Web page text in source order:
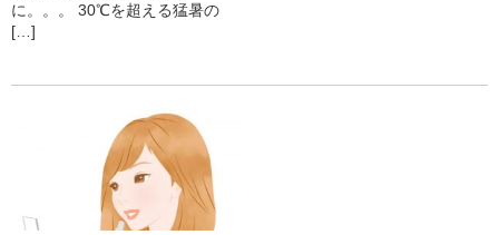
に。。。 30℃を超える猛暑の
[…]